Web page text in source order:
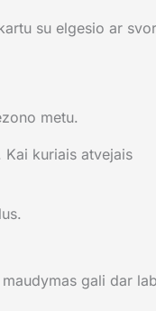
su elgesio ar
metu.
kuriais atvejais
gali dar